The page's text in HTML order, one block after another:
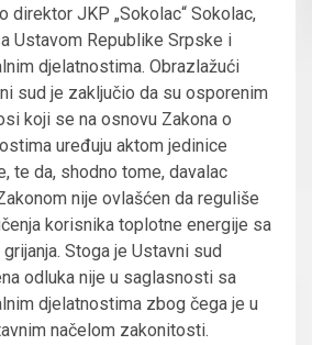
direktor JKP „Sokolac“ Sokolac,
Ustavom Republike Srpske i
djelatnostima. Obrazlažući
sud je zaključio da su osporenim
koji se na osnovu Zakona o
uređuju aktom jedinice
te da, shodno tome, davalac
nije ovlašćen da reguliše
korisnika toplotne energije sa
Stoga je Ustavni sud
odluka nije u saglasnosti sa
djelatnostima zbog čega je u
načelom zakonitosti.